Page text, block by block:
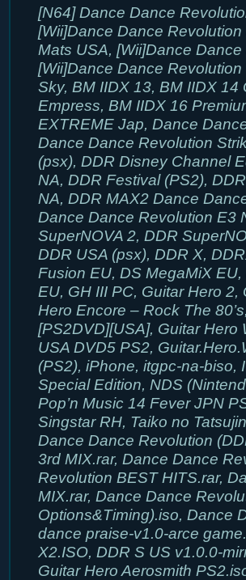
[N64] Dance Dance
[Wii]Dance Dance
Mats USA, [Wii]Dance
[Wii]Dance Dance
Sky, BM IIDX 13, BM IIDX 14
Empress, BM IIDX 16
EXTREME Jap, Dance
Dance Dance Revolution
(psx), DDR Disney Channel
NA, DDR Festival (PS2),
NA, DDR MAX2 Dance
Dance Dance Revolution E3
SuperNOVA 2, DDR
DDR USA (psx), DDR X,
Fusion EU, DS MegaMiX
EU, GH III PC, Guitar Hero
Hero Encore – Rock The
[PS2DVD][USA], Guitar Hero
USA DVD5 PS2,
(PS2), iPhone, itgpc-na-biso,
Special Edition, NDS
Pop’n Music 14 Fever JPN
Singstar RH, Taiko no
Dance Dance Revolution
3rd MIX.rar, Dance Dance
Revolution BEST HITS.rar,
MIX.rar, Dance Dance
Options&Timing).iso, Dance
dance praise-v1.0-arce
X2.ISO, DDR S US v1.0.0-
Guitar Hero Aerosmith